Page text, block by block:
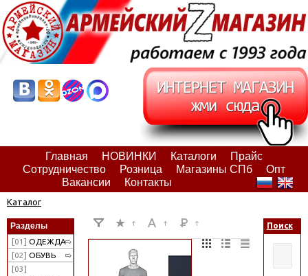
Главная НОВИНКИ Каталоги
Прайс
Сотрудничество
Розница Магазины СПб
Опт
Вакансии
Контакты
Каталог
Разделы
[01] ОДЕЖДА
[02] ОБУВЬ
[03]
Поиск